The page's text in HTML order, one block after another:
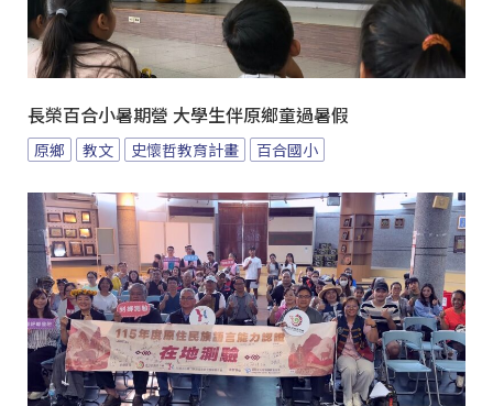
長榮百合小暑期營 大學生伴原鄉童過暑假
原鄉 教文 史懷哲教育計畫 百合國小